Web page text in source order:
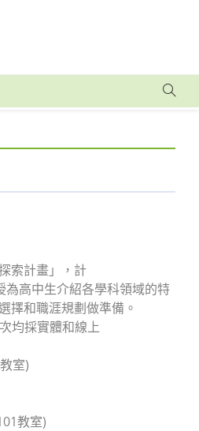
索計畫」，計
高中生介紹各學科領域的特
擇和職涯規劃做準備。
均採實體和線上
室)
教室)